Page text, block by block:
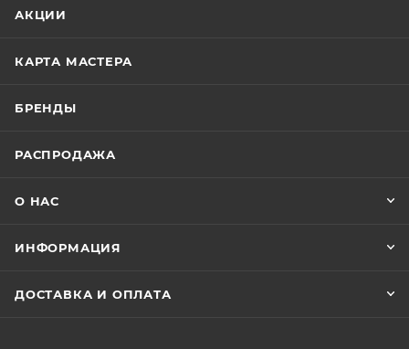
АКЦИИ
КАРТА МАСТЕРА
БРЕНДЫ
РАСПРОДАЖА
О НАС
ИНФОРМАЦИЯ
ДОСТАВКА И ОПЛАТА